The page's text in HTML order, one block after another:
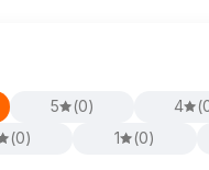
ăn uống nhẹ.
5 (0) 4 (
(0) 1 (0)